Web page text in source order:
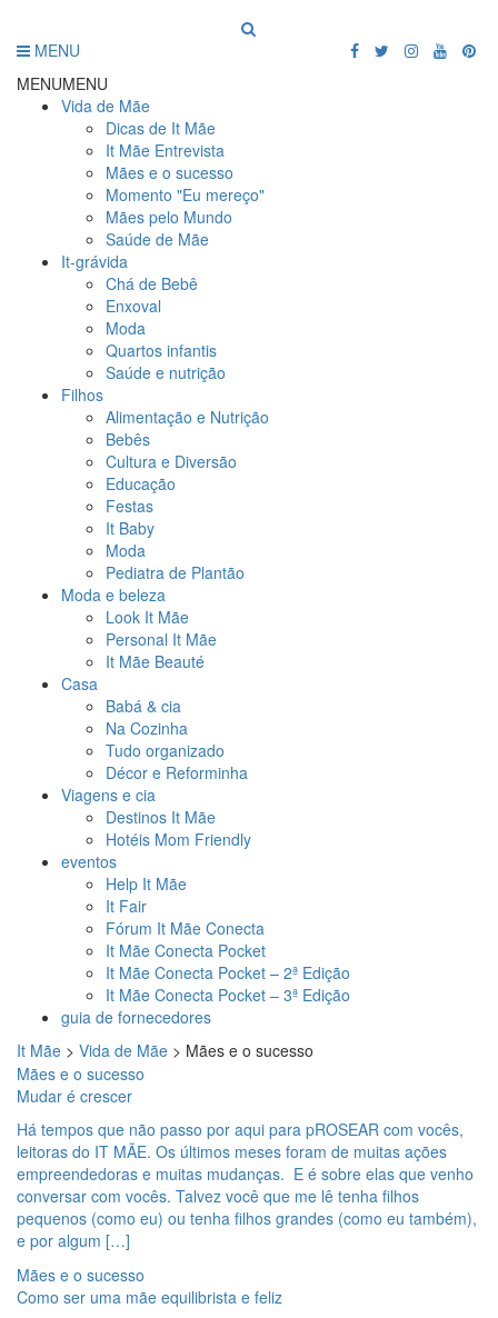
MENU
MENUMENU
Vida de Mãe
Dicas de It Mãe
It Mãe Entrevista
Mães e o sucesso
Momento "Eu mereço"
Mães pelo Mundo
Saúde de Mãe
It-grávida
Chá de Bebê
Enxoval
Moda
Quartos infantis
Saúde e nutrição
Filhos
Alimentação e Nutrição
Bebês
Cultura e Diversão
Educação
Festas
It Baby
Moda
Pediatra de Plantão
Moda e beleza
Look It Mãe
Personal It Mãe
It Mãe Beauté
Casa
Babá & cia
Na Cozinha
Tudo organizado
Décor e Reforminha
Viagens e cia
Destinos It Mãe
Hotéis Mom Friendly
eventos
Help It Mãe
It Fair
Fórum It Mãe Conecta
It Mãe Conecta Pocket
It Mãe Conecta Pocket – 2ª Edição
It Mãe Conecta Pocket – 3ª Edição
guia de fornecedores
It Mãe > Vida de Mãe > Mães e o sucesso
Mães e o sucesso
Mudar é crescer
Há tempos que não passo por aqui para pROSEAR com vocês,
leitoras do IT MÃE. Os últimos meses foram de muitas ações
empreendedoras e muitas mudanças. E é sobre elas que venho
conversar com vocês. Talvez você que me lê tenha filhos
pequenos (como eu) ou tenha filhos grandes (como eu também),
e por algum […]
Mães e o sucesso
Como ser uma mãe equilibrista e feliz